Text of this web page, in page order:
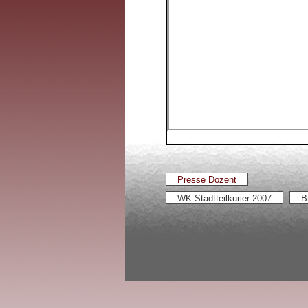
Presse Dozent
WK Stadtteilkurier 2007